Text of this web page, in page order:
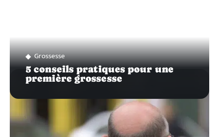
Grossesse
5 conseils pratiques pour une
première grossesse